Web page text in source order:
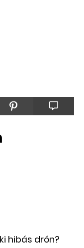
hibás drón?